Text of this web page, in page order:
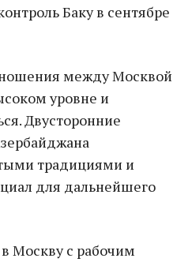
Баку в сентябре
между Москвой
уровне и
Двусторонние
традициями и
для дальнейшего
Москву с рабочим